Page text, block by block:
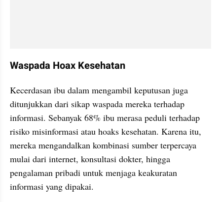
Waspada Hoax Kesehatan
Kecerdasan ibu dalam mengambil keputusan juga
ditunjukkan dari sikap waspada mereka terhadap
informasi. Sebanyak 68% ibu merasa peduli terhadap
risiko misinformasi atau hoaks kesehatan. Karena itu,
mereka mengandalkan kombinasi sumber terpercaya
mulai dari internet, konsultasi dokter, hingga
pengalaman pribadi untuk menjaga keakuratan
informasi yang dipakai.